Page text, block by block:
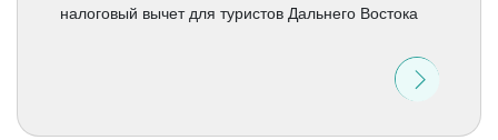
налоговый вычет для туристов Дальнего Востока